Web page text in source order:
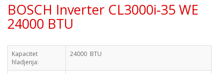
BOSCH Inverter CL3000i-35 WE
24000 BTU
Kapacitet
hladjenja:
24000 BTU